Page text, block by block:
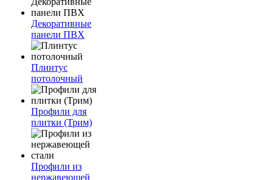
Декоративные
панели ПВХ
Плинтус
потолочный
Профили для
плитки (Трим)
Профили из
нержавеющей